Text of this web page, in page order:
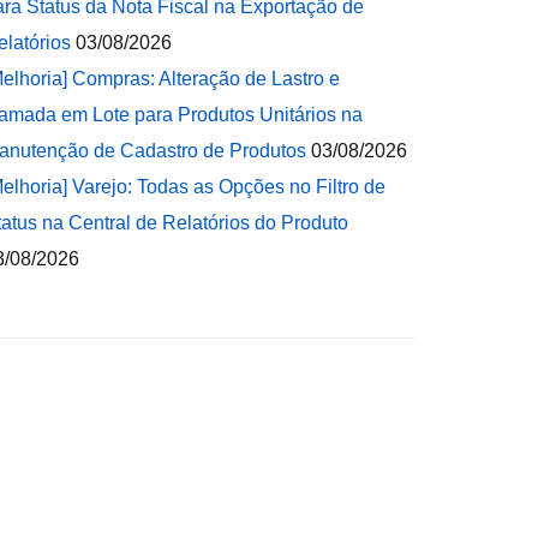
Status da Nota Fiscal na Exportação de
03/08/2026
Compras: Alteração de Lastro e
em Lote para Produtos Unitários na
de Cadastro de Produtos 03/08/2026
Varejo: Todas as Opções no Filtro de
na Central de Relatórios do Produto
08/2026